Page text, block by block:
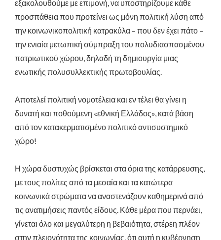
εξακολουθούμε με επιμονή, να υποστηρίζουμε κάθε
προσπάθεια που προτείνει ως μόνη πολιτική λύση από
την κοινωνικοπολιτική κατρακύλα – που δεν έχει πάτο –
την ενιαία μετωπική σύμπραξη του πολυδιασπασμένου
πατριωτικού χώρου, δηλαδή τη δημιουργία μιας
ενωτικής πολυσυλλεκτικής πρωτοβουλίας.
Αποτελεί πολιτική νομοτέλεια και εν τέλει θα γίνει η
δυνατή και ποθούμενη «εθνική Ελλάδος», κατά βάση
από τον κατακερματισμένο πολιτικό αντισυστημικό
χώρο!
Η χώρα δυστυχώς βρίσκεται στα όρια της κατάρρευσης,
με τους πολίτες από τα μεσαία και τα κατώτερα
κοινωνικά στρώματα να αναστενάζουν καθημερινά από
τις ανατιμήσεις παντός είδους. Κάθε μέρα που περνάει,
γίνεται όλο και μεγαλύτερη η βεβαιότητα, στέρεη πλέον
στην πλειονότητα της κοινωνίας, ότι αυτή η κυβέρνηση